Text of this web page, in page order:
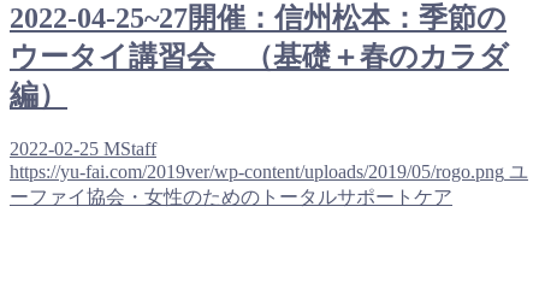
2022-04-25~27開催：信州松本：季節の
ウータイ講習会 （基礎＋春のカラダ
編）
2022-02-25 MStaff
https://yu-fai.com/2019ver/wp-content/uploads/2019/05/rogo.png ユ
ーファイ協会・女性のためのトータルサポートケア